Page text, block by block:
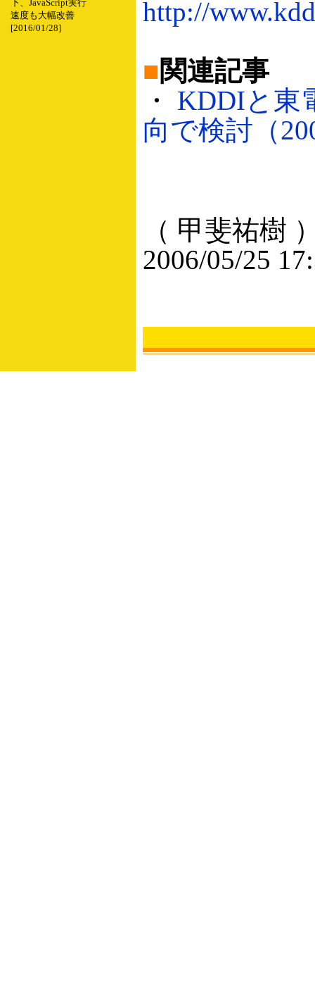
下、JavaScript実行
速度も大幅改善
[2016/01/28]
http://
■関連記事
・ KDDIと東
向で検討（
（ 甲斐祐樹
2006/05/25